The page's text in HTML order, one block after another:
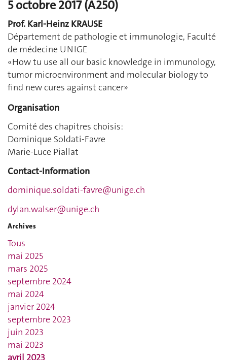
5 octobre 2017 (A250)
Prof. Karl-Heinz KRAUSE
Département de pathologie et immunologie, Faculté
de médecine UNIGE
«How tu use all our basic knowledge in immunology,
tumor microenvironment and molecular biology to
find new cures against cancer»
Organisation
Comité des chapitres choisis:
Dominique Soldati-Favre
Marie-Luce Piallat
Contact-Information
dominique.soldati-favre@unige.ch
dylan.walser@unige.ch
Archives
Tous
mai 2025
mars 2025
septembre 2024
mai 2024
janvier 2024
septembre 2023
juin 2023
mai 2023
avril 2023